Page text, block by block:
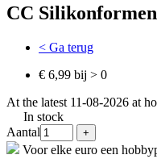
CC
< Ga terug
€ 6,99 bij > 0
At the latest 11-08-2026 at
In stock
Aantal
Voor elke euro een